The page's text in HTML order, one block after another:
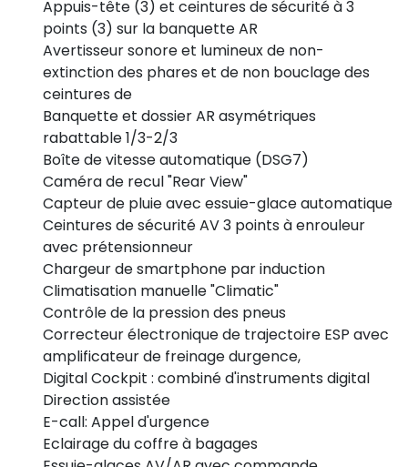
Appuis-tête (3) et ceintures de sécurité à 3
points (3) sur la banquette AR
Avertisseur sonore et lumineux de non-
extinction des phares et de non bouclage des
ceintures de
Banquette et dossier AR asymétriques
rabattable 1/3-2/3
Boîte de vitesse automatique (DSG7)
Caméra de recul "Rear View"
Capteur de pluie avec essuie-glace automatique
Ceintures de sécurité AV 3 points à enrouleur
avec prétensionneur
Chargeur de smartphone par induction
Climatisation manuelle "Climatic"
Contrôle de la pression des pneus
Correcteur électronique de trajectoire ESP avec
amplificateur de freinage durgence,
Digital Cockpit : combiné d'instruments digital
Direction assistée
E-call: Appel d'urgence
Eclairage du coffre à bagages